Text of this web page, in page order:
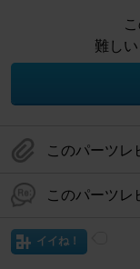
難し
このパーツレ
このパーツレ
イイね！